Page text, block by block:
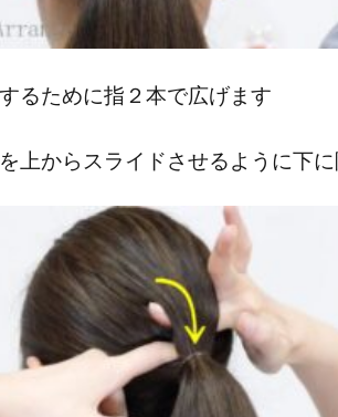
るために指２本で広げます
上からスライドさせるように下